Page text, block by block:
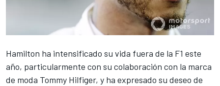
Hamilton ha intensificado su vida fuera de la F1 este
año, particularmente con su colaboración con la marca
de moda Tommy Hilfiger, y ha expresado su deseo de